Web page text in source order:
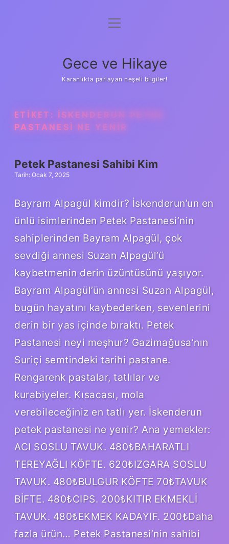
Anasayfa
Yasal Uyarı
menüyü
Gece ve Hikaye
Karanlıkta parlayan neşeli bilgiler!
ETIKET: İSKENDERUN PETEK
PASTANESI NE YENIR
Petek Pastanesi Sahibi Kim
Tarih: Ocak 7, 2025
Bayram Alpagül kimdir? İskenderun’un en
ünlü isimlerinden Petek Pastanesi’nin
sahiplerinden Bayram Alpagül, çok
sevdiği annesi Suzan Alpagül’ü
kaybetmenin derin üzüntüsünü yaşıyor.
Bayram Alpagül’ün annesi Suzan Alpagül,
bugün hayatını kaybederken, sevenlerini
derin bir yas içinde bıraktı. Petek
Pastanesi neyi meşhur? Gazimağusa’nın
Suriçi semtindeki tarihi pastane.
Rengarenk pastalar, tatlılar ve
kurabiyeler. Kısacası, mola
verebileceğiniz en tatlı yer. İskenderun
petek pastanesi ne yenir? Ana yemekler:
ACI SOSLU TAVUK. 480₺BAHARATLI
TEREYAĞLI KÖFTE. 620₺IZGARA SOSLU
TAVUK. 480₺BULGUR KÖFTE 70₺TAVUK
BİFTE. 480₺CIPS. 200₺KITIR EKMEKLİ
TAVUK. 480₺EKMEK KADAYIF. 200₺Daha
fazla ürün… Petek Pastanesi’nin sahibi